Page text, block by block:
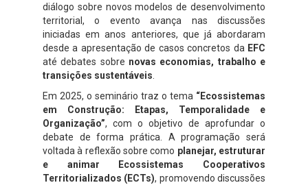
diálogo sobre novos modelos de desenvolvimento
territorial, o evento avança nas discussões
iniciadas em anos anteriores, que já abordaram
desde a apresentação de casos concretos da EFC
até debates sobre novas economias, trabalho e
transições sustentáveis
Em 2025, o seminário traz o tema “Ecossistemas
em Construção: Etapas, Temporalidade e
Organização”, com o objetivo de aprofundar o
debate de forma prática. A programação será
voltada à reflexão sobre como planejar, estruturar
e animar Ecossistemas Cooperativos
Territorializados (ECTs), promovendo discussões